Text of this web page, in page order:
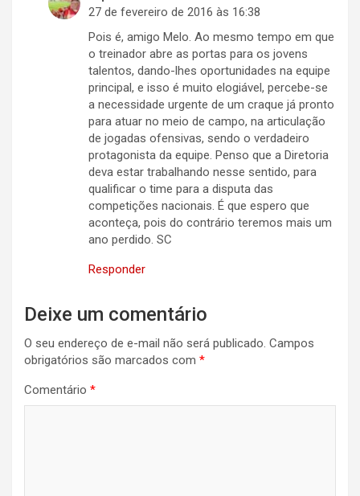
27 de fevereiro de 2016 às 16:38
Pois é, amigo Melo. Ao mesmo tempo em que
o treinador abre as portas para os jovens
talentos, dando-lhes oportunidades na equipe
principal, e isso é muito elogiável, percebe-se
a necessidade urgente de um craque já pronto
para atuar no meio de campo, na articulação
de jogadas ofensivas, sendo o verdadeiro
protagonista da equipe. Penso que a Diretoria
deva estar trabalhando nesse sentido, para
qualificar o time para a disputa das
competições nacionais. É que espero que
aconteça, pois do contrário teremos mais um
ano perdido. SC
Responder
Deixe um comentário
O seu endereço de e-mail não será publicado. Campos
obrigatórios são marcados com *
Comentário *